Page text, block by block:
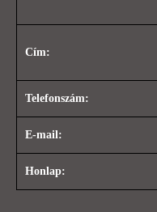
Cím:
Telefonszám:
E-mail:
Honlap: